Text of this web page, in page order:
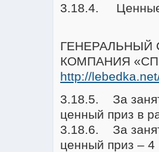
3.18.4. Ценные
ГЕНЕРАЛЬНЫЙ
КОМПАНИЯ
http://
3.18.5. За
ценный приз в
3.18.6. За
ценный приз – 4